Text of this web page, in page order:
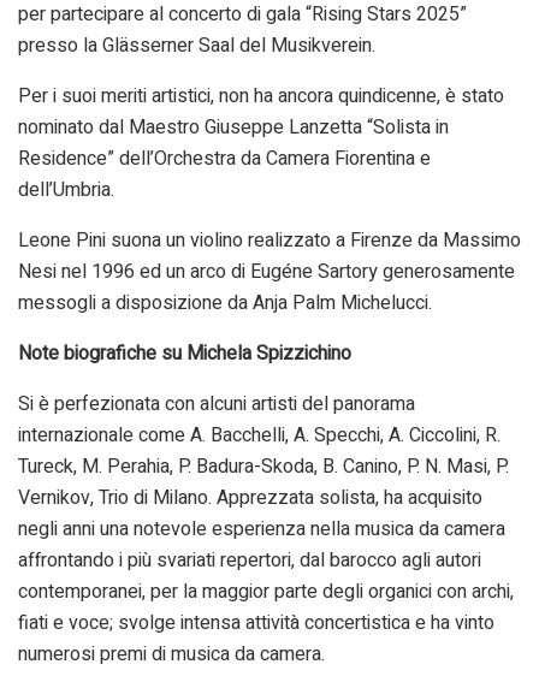
per partecipare al concerto di gala “Rising Stars 2025”
presso la Glässerner Saal del Musikverein.
Per i suoi meriti artistici, non ha ancora quindicenne, è stato
nominato dal Maestro Giuseppe Lanzetta “Solista in
Residence” dell’Orchestra da Camera Fiorentina e
dell’Umbria.
Leone Pini suona un violino realizzato a Firenze da Massimo
Nesi nel 1996 ed un arco di Eugéne Sartory generosamente
messogli a disposizione da Anja Palm Michelucci.
Note biografiche su Michela Spizzichino
Si è perfezionata con alcuni artisti del panorama
internazionale come A. Bacchelli, A. Specchi, A. Ciccolini, R.
Tureck, M. Perahia, P. Badura-Skoda, B. Canino, P. N. Masi, P.
Vernikov, Trio di Milano. Apprezzata solista, ha acquisito
negli anni una notevole esperienza nella musica da camera
affrontando i più svariati repertori, dal barocco agli autori
contemporanei, per la maggior parte degli organici con archi,
fiati e voce; svolge intensa attività concertistica e ha vinto
numerosi premi di musica da camera.